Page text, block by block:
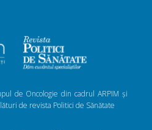
de Oncologie din cadrul ARPIM și
de revista Politici de Sănătate